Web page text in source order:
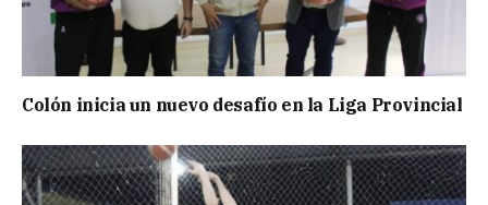
Colón inicia un nuevo desafío en la Liga Provincial